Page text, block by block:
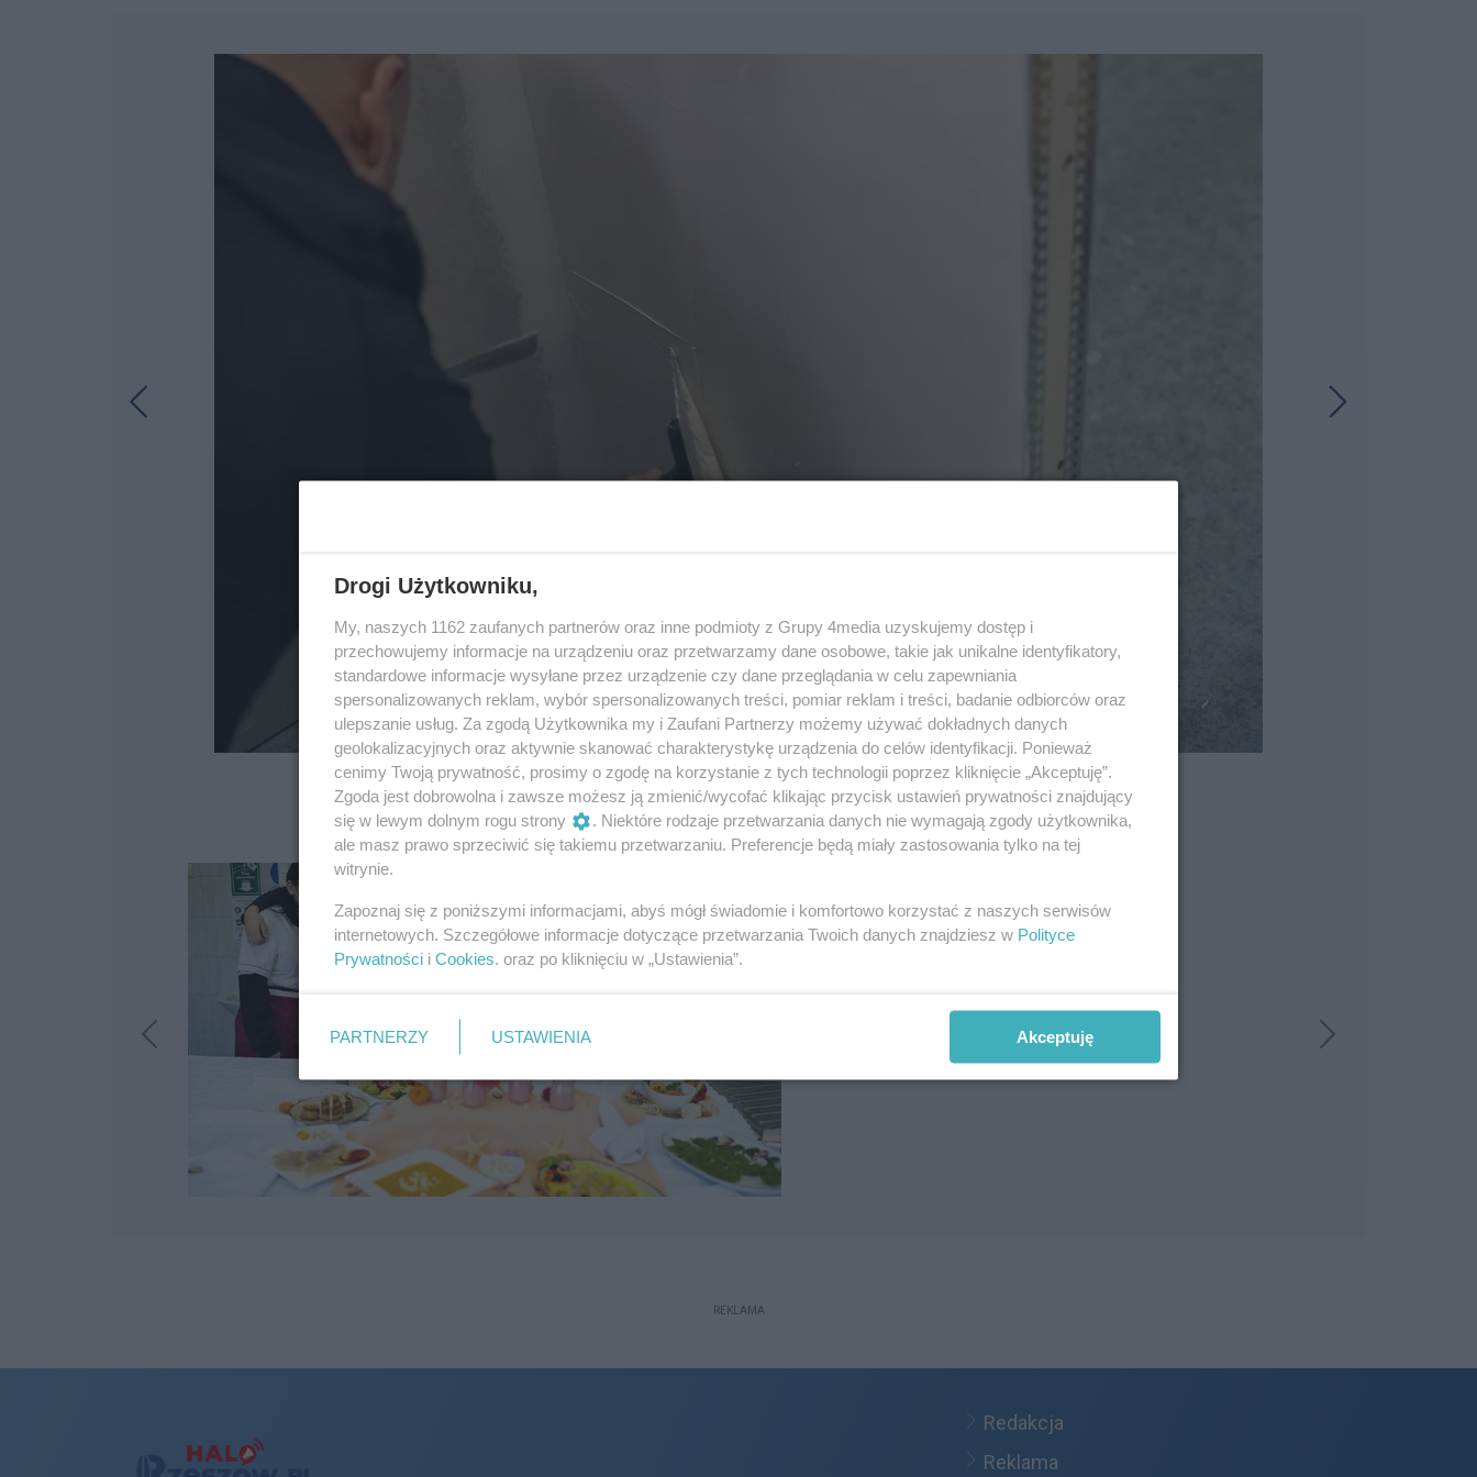
61 / 129
REKLAMA
Redakcja
Reklama
Drogi Użytkowniku,
My, naszych 1162 zaufanych partnerów oraz inne podmioty z Grupy 4media uzyskujemy dostęp i
przechowujemy informacje na urządzeniu oraz przetwarzamy dane osobowe, takie jak unikalne identyfikatory,
standardowe informacje wysyłane przez urządzenie czy dane przeglądania w celu zapewniania
spersonalizowanych reklam, wybór spersonalizowanych treści, pomiar reklam i treści, badanie odbiorców oraz
ulepszanie usług. Za zgodą Użytkownika my i Zaufani Partnerzy możemy używać dokładnych danych
geolokalizacyjnych oraz aktywnie skanować charakterystykę urządzenia do celów identyfikacji. Ponieważ
cenimy Twoją prywatność, prosimy o zgodę na korzystanie z tych technologii poprzez kliknięcie „Akceptuję”.
Zgoda jest dobrowolna i zawsze możesz ją zmienić/wycofać klikając przycisk ustawień prywatności znajdujący
się w lewym dolnym rogu strony
. Niektóre rodzaje przetwarzania danych nie wymagają zgody użytkownika,
ale masz prawo sprzeciwić się takiemu przetwarzaniu. Preferencje będą miały zastosowania tylko na tej
witrynie.
Zapoznaj się z poniższymi informacjami, abyś mógł świadomie i komfortowo korzystać z naszych serwisów
internetowych. Szczegółowe informacje dotyczące przetwarzania Twoich danych znajdziesz w Polityce
Prywatności i Cookies. oraz po kliknięciu w „Ustawienia”.
PARTNERZY USTAWIENIA Akceptuję